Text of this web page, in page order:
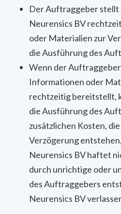
Der Auftraggeber stellt
Neurensics BV
oder Materialien zur
die Ausführung des
Wenn der
Informationen oder
rechtzeitig bereitstellt,
die Ausführung des
zusätzlichen Kosten,
Verzögerung
Neurensics BV haftet
durch unrichtige oder
des Auftraggebers
Neurensics BV